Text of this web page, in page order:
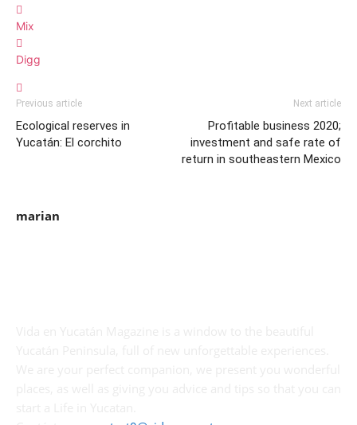
Mix
Digg
Previous article
Ecological reserves in
Yucatán: El corchito
Next article
Profitable business 2020;
investment and safe rate of
return in southeastern Mexico
marian